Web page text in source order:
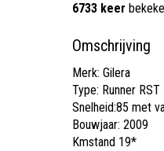
6733 keer
Omschrijving
Merk: Gilera
Type: Runner RST
Snelheid:85 met
Bouwjaar: 2009
Kmstand 19*